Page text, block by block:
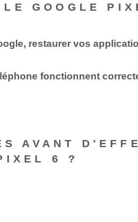
GOOGLE
restaurer vos
fonctionnent
AVANT
6 ?